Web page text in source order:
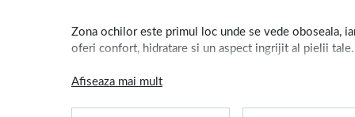
Zona ochilor este primul loc unde se vede oboseala,
oferi confort, hidratare si un aspect ingrijit al pielii tale.
Atunci cand alegi o crema pentru ochi, te bucuri de
Afiseaza mai mult